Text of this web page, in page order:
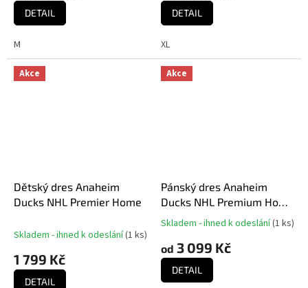
DETAIL
M
DETAIL
XL
Akce
Dětský dres Anaheim
Ducks NHL Premier Home
Skladem - ihned k odeslání(1 ks)
1 799 Kč
DETAIL
Akce
Pánský dres Anaheim
Ducks NHL Premium Home
Jersey
Průměrné
produktu
je
5,0
Skladem - ihned k odeslání(1 ks)
od 3 099 Kč
DETAIL